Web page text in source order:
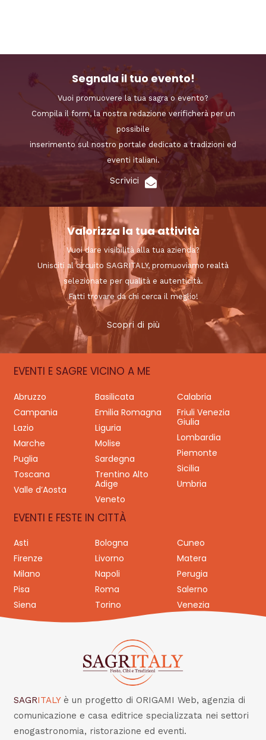
Segnala il tuo evento!
Vuoi promuovere la tua sagra o evento?
Compila il form, la nostra redazione verificherà per un
possibile
inserimento sul nostro portale dedicato a tradizioni ed
eventi italiani.
Scrivici
Valorizza la tua attività
Vuoi dare visibilità alla tua azienda?
Unisciti al circuito SAGRITALY, promuoviamo realtà
selezionate per qualità e autenticità.
Fatti trovare da chi cerca il meglio!
Scopri di più
EVENTI E SAGRE VICINO A ME
Abruzzo Basilicata
Calabria
Campania
Emilia Romagna
Friuli Venezia
Giulia
Lazio
Liguria
Lombardia
Marche
Molise
Piemonte
Puglia
Sardegna
Sicilia
Toscana
Trentino Alto
Adige
Umbria
Valle d’Aosta
Veneto
EVENTI E FESTE IN CITTÀ
Asti Bologna
Cuneo
Firenze
Livorno
Matera
Milano
Napoli
Perugia
Pisa
Roma
Salerno
Siena
Torino Venezia
SAGRITALY è un progetto di ORIGAMI Web, agenzia di
comunicazione e casa editrice specializzata nei settori
enogastronomia, ristorazione ed eventi.